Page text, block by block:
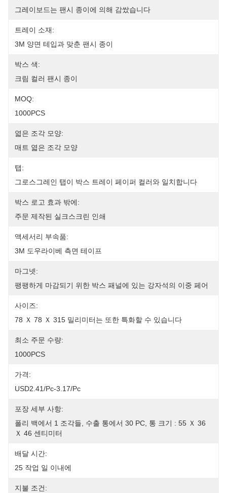
그레이보드는 팬시 종이에 의해 감쌌습니다
트레이 소재:
3M 양면 테입과 맞춘 팬시 종이
박스 색:
크림 컬러 팬시 종이
MOQ:
1000PCS
엷은 조각 모양:
매트 엷은 조각 모양
탭:
그로스그레인 탭이 박스 트레이 페이퍼 컬러와 일치합니다
박스 로고 효과 밖에:
주문 제작된 실크스크린 인쇄
액세서리 부속품:
3M 도우라이베 측면 테이프
마그넷:
팽팽하게 마감되기 위한 박스 패널에 있는 강자석의 이중 페어
사이즈:
78 Ｘ 78 Ｘ 315 밀리미터는 또한 특화할 수 있습니다
최소 주문 수량:
1000PCS
가격:
USD2.41/pc-3.17/pc
포장 세부 사항:
폴리 백에서 1 조각들, 수출 통에서 30 PC, 통 크기 : 55 Ｘ 36
Ｘ 46 센티미터
배달 시간:
25 작업 일 이내에
지불 조건: